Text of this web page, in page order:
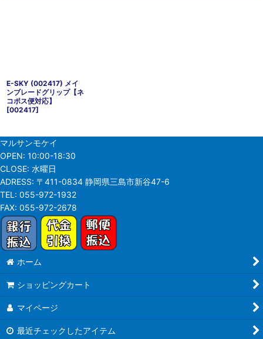
E-SKY (002417) メイ
ンブレードグリップ【ネ
コポス便対応】
[002417]
マルサンモケイ
OPEN: 10:00-18:30
CLOSE: 水曜日
ADRESS: 〒411-0834 静岡県三島市新谷47-6
TEL: 055-972-1932
FAX: 055-972-2678
ホーム
ショッピングカート
マイページ
最近チェックしたアイテム